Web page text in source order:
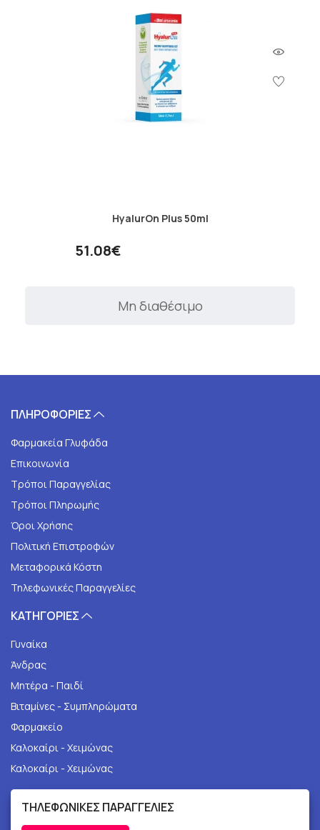
HyalurOn Plus 50ml
51.08€
Μη διαθέσιμο
ΠΛΗΡΟΦΟΡΙΕΣ
Φαρμακεία Γλυφάδα
Επικοινωνία
Τρόποι Παραγγελίας
Τρόποι Πληρωμής
Όροι Χρήσης
Πολιτική Επιστροφών
Μεταφορικά Κόστη
Τηλεφωνικές Παραγγελίες
ΚΑΤΗΓΟΡΙΕΣ
Γυναίκα
Άνδρας
Μητέρα - Παιδί
Βιταμίνες - Συμπληρώματα
Φαρμακείο
Καλοκαίρι - Χειμώνας
Καλοκαίρι - Χειμώνας
ΤΗΛΕΦΩΝΙΚΕΣ ΠΑΡΑΓΓΕΛΙΕΣ